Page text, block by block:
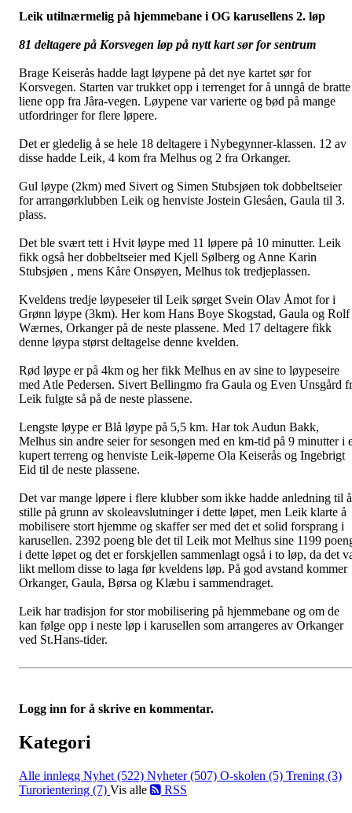
Leik utilnærmelig på hjemmebane i OG karusellens 2. løp
81 deltagere på Korsvegen løp på nytt kart sør for sentrum
Brage Keiserås hadde lagt løypene på det nye kartet sør for
Korsvegen. Starten var trukket opp i terrenget for å unngå de bratte
liene opp fra Jåra-vegen. Løypene var varierte og bød på mange
utfordringer for flere løpere.
Det er gledelig å se hele 18 deltagere i Nybegynner-klassen. 12 av
disse hadde Leik, 4 kom fra Melhus og 2 fra Orkanger.
Gul løype (2km) med Sivert og Simen Stubsjøen tok dobbeltseier
for arrangørklubben Leik og henviste Jostein Glesåen, Gaula til 3.
plass.
Det ble svært tett i Hvit løype med 11 løpere på 10 minutter. Leik
fikk også her dobbeltseier med Kjell Sølberg og Anne Karin
Stubsjøen , mens Kåre Onsøyen, Melhus tok tredjeplassen.
Kveldens tredje løypeseier til Leik sørget Svein Olav Åmot for i
Grønn løype (3km). Her kom Hans Boye Skogstad, Gaula og Rolf
Wærnes, Orkanger på de neste plassene. Med 17 deltagere fikk
denne løypa størst deltagelse denne kvelden.
Rød løype er på 4km og her fikk Melhus en av sine to løypeseire
med Atle Pedersen. Sivert Bellingmo fra Gaula og Even Unsgård
Leik fulgte så på de neste plassene.
Lengste løype er Blå løype på 5,5 km. Har tok Audun Bakk,
Melhus sin andre seier for sesongen med en km-tid på 9 minutter i
kupert terreng og henviste Leik-løperne Ola Keiserås og Ingebrigt
Eid til de neste plassene.
Det var mange løpere i flere klubber som ikke hadde anledning til å
stille på grunn av skoleavslutninger i dette løpet, men Leik klarte å
mobilisere stort hjemme og skaffer ser med det et solid forsprang i
karusellen. 2392 poeng ble det til Leik mot Melhus sine 1199
i dette løpet og det er forskjellen sammenlagt også i to løp, da det
likt mellom disse to laga før kveldens løp. På god avstand kommer
Orkanger, Gaula, Børsa og Klæbu i sammendraget.
Leik har tradisjon for stor mobilisering på hjemmebane og om de
kan følge opp i neste løp i karusellen som arrangeres av Orkanger
ved St.Hans-tider.
Logg inn for å skrive en kommentar.
Kategori
Alle innlegg Nyhet (522) Nyheter (507) O-skolen (5) Trening (3)
Turorientering (7) Vis alle RSS